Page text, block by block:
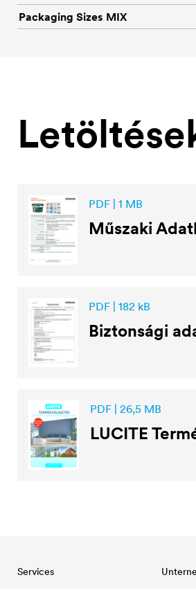
Packaging Sizes MIX
PDF | 1 MB
Műszaki
PDF | 182 kB
Biztonsági
PDF | 26,5 MB
LUCITE
Services